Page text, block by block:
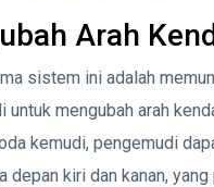
Arah
sistem ini adalah
untuk mengubah arah
kemudi, pengemudi
depan kiri dan kanan, yang